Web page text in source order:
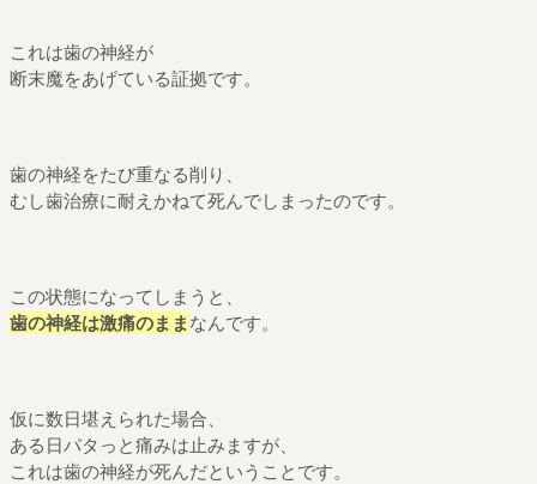
これは歯の神経が
断末魔をあげている証拠です。
歯の神経をたび重なる削り、
むし歯治療に耐えかねて死んでしまったのです。
この状態になってしまうと、
歯の神経は激痛のまま なんです。
仮に数日堪えられた場合、
ある日パタっと痛みは止みますが、
これは歯の神経が死んだということです。